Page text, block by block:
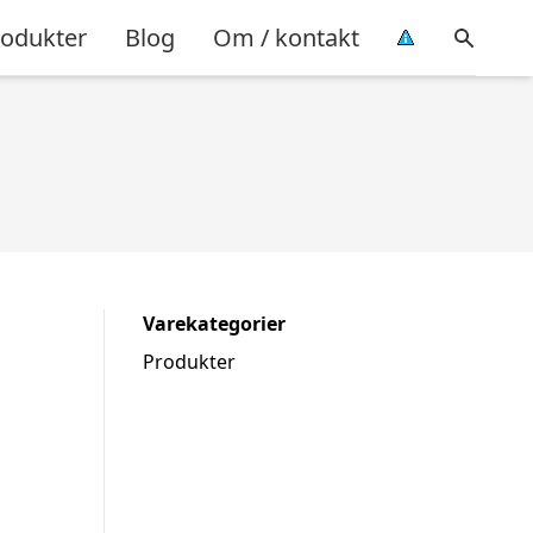
Blog Om / kontakt
Varekategorier
Produkter